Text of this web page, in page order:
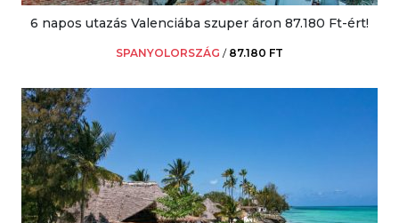
6 napos utazás Valenciába szuper áron 87.180 Ft-ért!
SPANYOLORSZÁG / 87.180 FT